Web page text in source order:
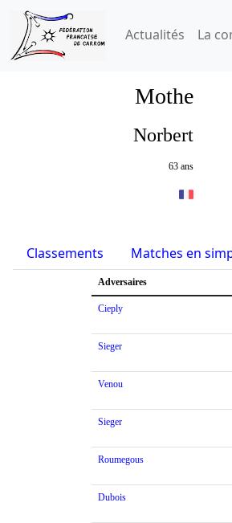
Actualités La
Mothe
Norbert
63 ans
Classements Matches en
Adversaires
Cieply
Sieger
Venou
Sieger
Roumegous
Dubois